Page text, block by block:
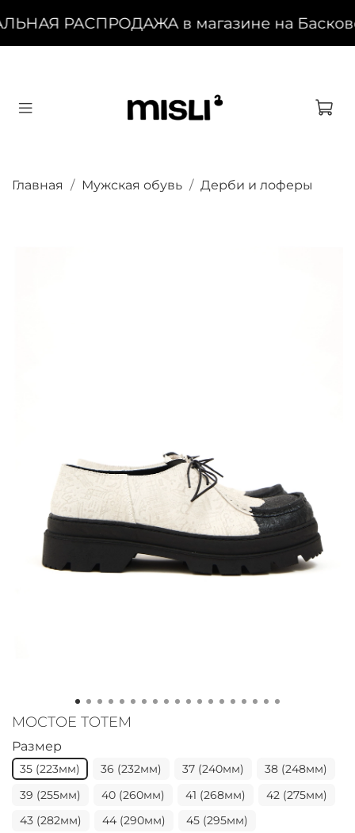
РАСПРОДАЖА в магазине на
Главная Мужская обувь Дерби и лоферы
MOCTOE TOTEM
Размер
35 (223мм) 36 (232мм) 37 (240мм)
38 (248мм)
39 (255мм)
40 (260мм) 41 (268мм)
42 (275мм)
43 (282мм)
44 (290мм) 45 (295мм)